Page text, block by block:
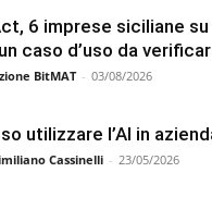
6 imprese siciliane su
caso d’uso da
BitMAT - 03/08/2026
utilizzare l’AI in
Cassinelli - 23/05/2026